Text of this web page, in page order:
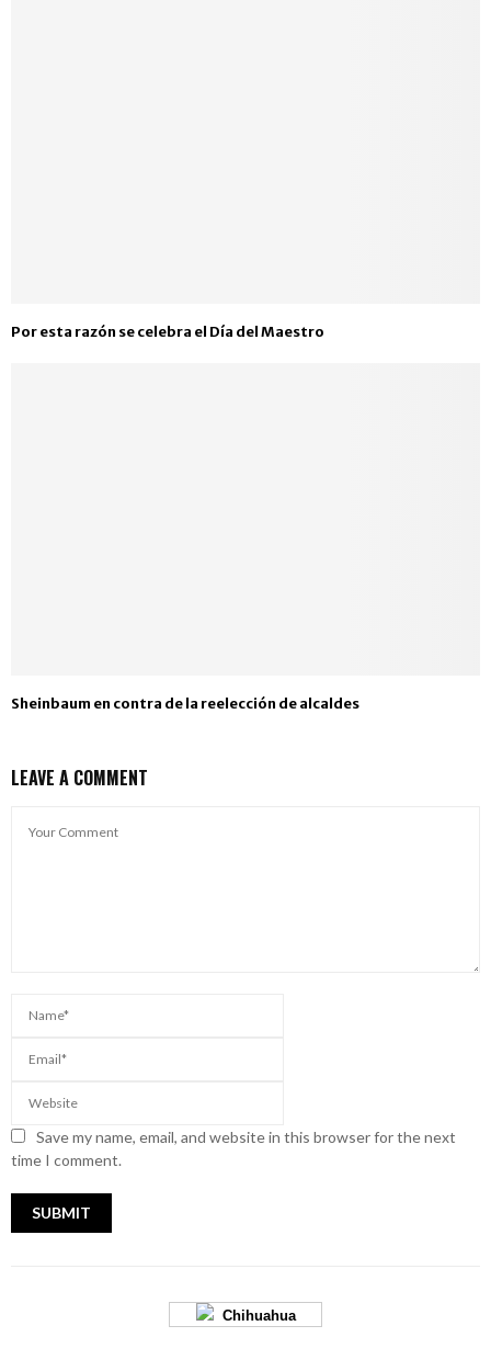
Por esta razón se celebra el Día del Maestro
Sheinbaum en contra de la reelección de alcaldes
LEAVE A COMMENT
Save my name, email, and website in this browser for the next
time I comment.
Chihuahua